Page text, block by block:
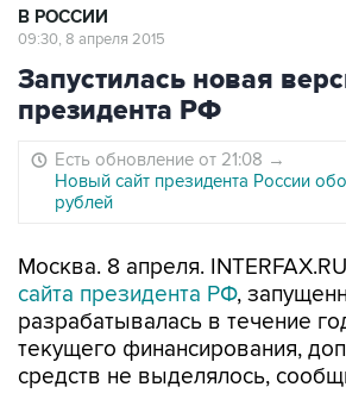
В РОССИИ
09:30, 8 апреля 2015
Запустилась новая
президента РФ
Есть обновление от 21:08 →
Новый сайт президента России
рублей
Москва. 8 апреля.
сайта президента РФ,
разрабатывалась в течение
текущего финансирования,
средств не выделялось,